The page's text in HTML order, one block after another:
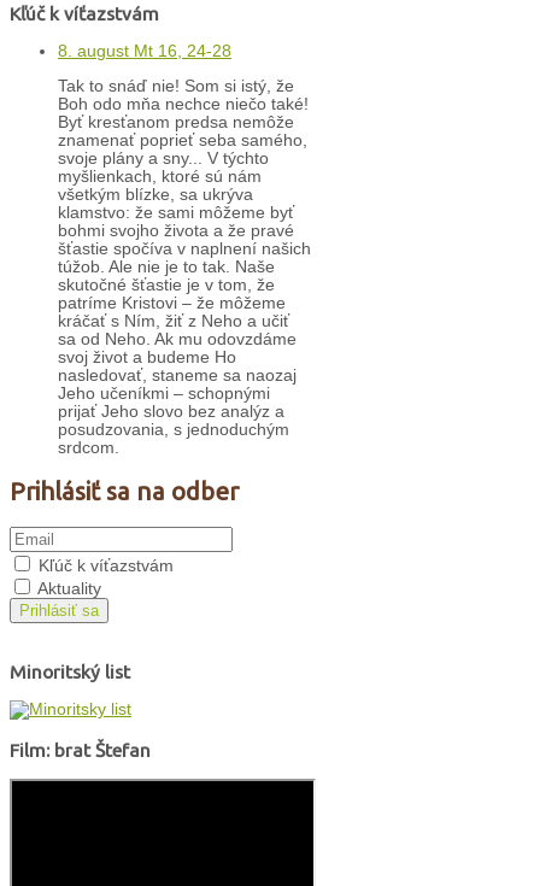
Kľúč k víťazstvám
8. august Mt 16, 24-28
Tak to snáď nie! Som si istý, že
Boh odo mňa nechce niečo také!
Byť kresťanom predsa nemôže
znamenať poprieť seba samého,
svoje plány a sny... V týchto
myšlienkach, ktoré sú nám
všetkým blízke, sa ukrýva
klamstvo: že sami môžeme byť
bohmi svojho života a že pravé
šťastie spočíva v naplnení našich
túžob. Ale nie je to tak. Naše
skutočné šťastie je v tom, že
patríme Kristovi – že môžeme
kráčať s Ním, žiť z Neho a učiť
sa od Neho. Ak mu odovzdáme
svoj život a budeme Ho
nasledovať, staneme sa naozaj
Jeho učeníkmi – schopnými
prijať Jeho slovo bez analýz a
posudzovania, s jednoduchým
srdcom.
Prihlásiť sa na odber
Kľúč k víťazstvám
Aktuality
Prihlásiť sa
Minoritský list
Film: brat Štefan